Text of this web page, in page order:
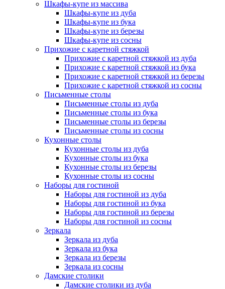
Шкафы-купе из массива
Шкафы-купе из дуба
Шкафы-купе из бука
Шкафы-купе из березы
Шкафы-купе из сосны
Прихожие с каретной стяжкой
Прихожие с каретной стяжкой из дуба
Прихожие с каретной стяжкой из бука
Прихожие с каретной стяжкой из березы
Прихожие с каретной стяжкой из сосны
Письменные столы
Письменные столы из дуба
Письменные столы из бука
Письменные столы из березы
Письменные столы из сосны
Кухонные столы
Кухонные столы из дуба
Кухонные столы из бука
Кухонные столы из березы
Кухонные столы из сосны
Наборы для гостиной
Наборы для гостиной из дуба
Наборы для гостиной из бука
Наборы для гостиной из березы
Наборы для гостиной из сосны
Зеркала
Зеркала из дуба
Зеркала из бука
Зеркала из березы
Зеркала из сосны
Дамские столики
Дамские столики из дуба